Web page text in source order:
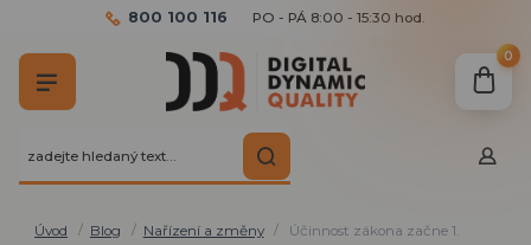
800 100 116 PO - PÁ 8:00 - 15:30 hod.
0
Úvod Blog Nařízení a změny
Účinnost zákona začne 1.